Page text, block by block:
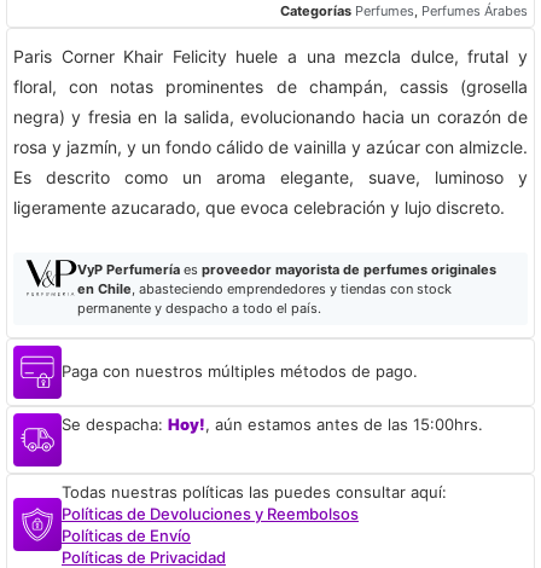
Categorías Perfumes Perfumes Árabes
Paris Corner Khair Felicity huele a una mezcla dulce, frutal y
floral, con notas prominentes de champán, cassis (grosella
negra) y fresia en la salida, evolucionando hacia un corazón de
rosa y jazmín, y un fondo cálido de vainilla y azúcar con almizcle.
Es descrito como un aroma elegante, suave, luminoso y
ligeramente azucarado, que evoca celebración y lujo discreto.
VyP Perfumeríaes proveedor mayorista de perfumes originales
en Chile , abasteciendo emprendedores y tiendas con stock
permanente y despacho a todo el país.
Paga con nuestros múltiples métodos de pago.
Se despacha: Hoy!, aún estamos antes de las 15:00hrs.
Todas nuestras políticas las puedes consultar aquí:
Políticas de Devoluciones y Reembolsos
Políticas de Envío
Políticas de Privacidad